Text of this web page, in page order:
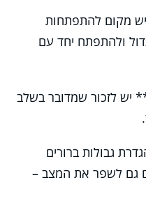
מקום להתפתחות
ולהתפתח יחד עם
יש לזכור שמדובר בשלב
גבולות ברורים
גם לשפר את המצב –